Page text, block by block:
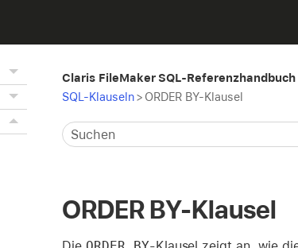
Claris FileMaker SQL-Referenzhandbuch
SQL-Klauseln> ORDER BY-Klausel
ORDER BY-Klausel